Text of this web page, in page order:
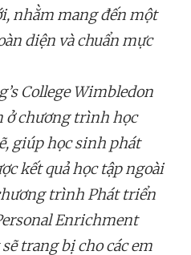
nhằm mang đến một
diện và chuẩn mực
College Wimbledon
ở chương trình học
giúp học sinh phát
kết quả học tập ngoài
trình Phát triển
Enrichment
trang bị cho các em